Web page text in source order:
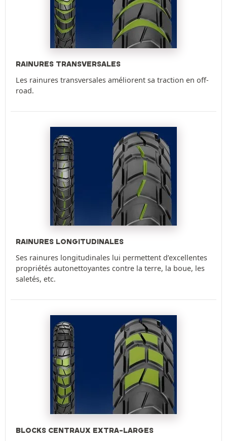
RAINURES TRANSVERSALES
Les rainures transversales améliorent sa traction en off-
road.
RAINURES LONGITUDINALES
Ses rainures longitudinales lui permettent d’excellentes
propriétés autonettoyantes contre la terre, la boue, les
saletés, etc.
BLOCKS CENTRAUX EXTRA-LARGES